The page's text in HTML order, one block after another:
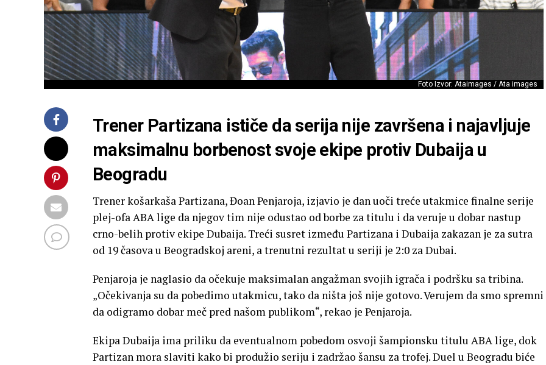
Foto Izvor: Ataimages / Ata images
Trener Partizana ističe da serija nije završena i najavljuje
maksimalnu borbenost svoje ekipe protiv Dubaija u
Beogradu
Trener košarkaša Partizana, Đoan Penjaroja, izjavio je dan uoči treće utakmice finalne serije
plej-ofa ABA lige da njegov tim nije odustao od borbe za titulu i da veruje u dobar nastup
crno-belih protiv ekipe Dubaija. Treći susret između Partizana i Dubaija zakazan je za sutra
od 19 časova u Beogradskoj areni, a trenutni rezultat u seriji je 2:0 za Dubai.
Penjaroja je naglasio da očekuje maksimalan angažman svojih igrača i podršku sa tribina.
„Očekivanja su da pobedimo utakmicu, tako da ništa još nije gotovo. Verujem da smo spremni
da odigramo dobar meč pred našom publikom“, rekao je Penjaroja.
Ekipa Dubaija ima priliku da eventualnom pobedom osvoji šampionsku titulu ABA lige, dok
Partizan mora slaviti kako bi produžio seriju i zadržao šansu za trofej. Duel u Beogradu biće